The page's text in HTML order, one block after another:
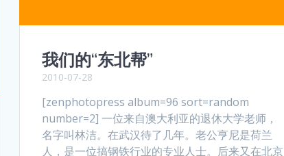
我们的“东北帮”
2010-07-28
[zenphotopress album=96 sort=random
number=2] 一位来自澳大利亚的退休大学老师，
名字叫林洁。在武汉待了几年。老公亨尼是荷兰
人，是一位搞钢铁行业的专业人士。后来又在北京